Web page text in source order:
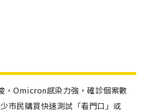
，Omicron感染力強，確診個案數
市民購買快速測試「看門口」或